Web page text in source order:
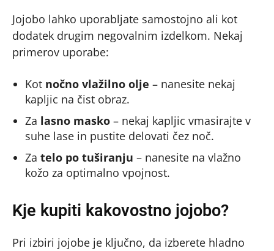
Jojobo lahko uporabljate samostojno ali kot
dodatek drugim negovalnim izdelkom. Nekaj
primerov uporabe:
Kot nočno vlažilno olje – nanesite nekaj
kapljic na čist obraz.
Za lasno masko – nekaj kapljic vmasirajte v
suhe lase in pustite delovati čez noč.
Za telo po tuširanju – nanesite na vlažno
kožo za optimalno vpojnost.
Kje kupiti kakovostno jojobo?
Pri izbiri jojobe je ključno, da izberete hladno